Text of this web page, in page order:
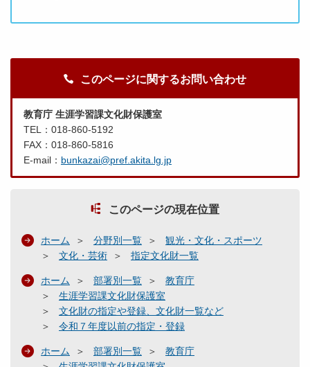
このページに関するお問い合わせ
教育庁 生涯学習課文化財保護室
TEL：018-860-5192
FAX：018-860-5816
E-mail： bunkazai@pref.akita.lg.jp
このページの現在位置
ホーム 分野別一覧
観光・文化・スポーツ
文化・芸術
指定文化財一覧
ホーム 部署別一覧
教育庁
生涯学習課文化財保護室
文化財の指定や登録、文化財一覧など
令和７年度以前の指定・登録
ホーム 部署別一覧
教育庁